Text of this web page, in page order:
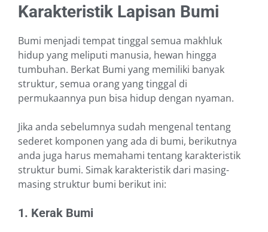
Karakteristik Lapisan Bumi
Bumi menjadi tempat tinggal semua makhluk
hidup yang meliputi manusia, hewan hingga
tumbuhan. Berkat Bumi yang memiliki banyak
struktur, semua orang yang tinggal di
permukaannya pun bisa hidup dengan nyaman.
Jika anda sebelumnya sudah mengenal tentang
sederet komponen yang ada di bumi, berikutnya
anda juga harus memahami tentang karakteristik
struktur bumi. Simak karakteristik dari masing-
masing struktur bumi berikut ini:
1. Kerak Bumi